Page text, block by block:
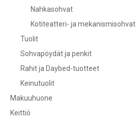
Nahkasohvat
Kotiteatteri- ja mekanismisohvat
Tuolit
Sohvapöydät ja penkit
Rahit ja Daybed-tuotteet
Keinutuolit
Makuuhuone
Keittiö